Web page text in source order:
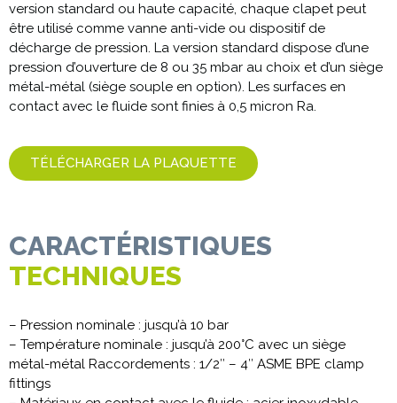
version standard ou haute capacité, chaque clapet peut
être utilisé comme vanne anti-vide ou dispositif de
décharge de pression. La version standard dispose d’une
pression d’ouverture de 8 ou 35 mbar au choix et d’un siège
métal-métal (siège souple en option). Les surfaces en
contact avec le fluide sont finies à 0,5 micron Ra.
TÉLÉCHARGER LA PLAQUETTE
CARACTÉRISTIQUES
TECHNIQUES
– Pression nominale : jusqu’à 10 bar
– Température nominale : jusqu’à 200°C avec un siège
métal-métal Raccordements : 1/2″ – 4″ ASME BPE clamp
fittings